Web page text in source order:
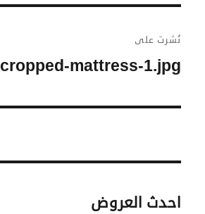
المقالات
نُشرت على
cropped-mattress-1.jpg
احدث العروض